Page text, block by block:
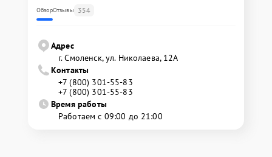
ОбзорОтзывы 354
Адрес
г. Смоленск, ул. Николаева, 12А
Контакты
+7 (800) 301-55-83
+7 (800) 301-55-83
Время работы
Работаем с 09:00 до 21:00